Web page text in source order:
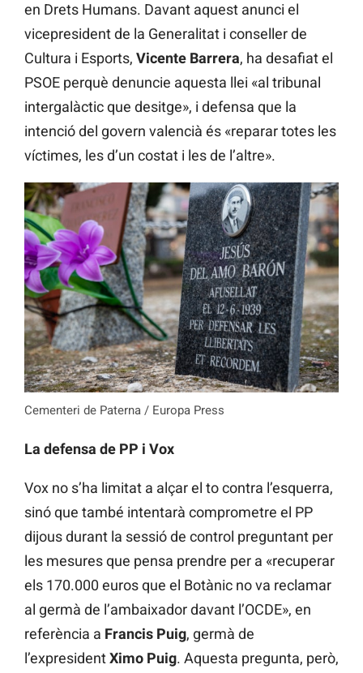
en Drets Humans. Davant aquest anunci el
vicepresident de la Generalitat i conseller de
Cultura i Esports, Vicente Barrera, ha desafiat el
PSOE perquè denuncie aquesta llei «al tribunal
intergalàctic que desitge», i defensa que la
intenció del govern valencià és «reparar totes les
víctimes, les d’un costat i les de l’altre».
Cementeri de Paterna / Europa Press
La defensa de PP i Vox
Vox no s’ha limitat a alçar el to contra l’esquerra,
sinó que també intentarà comprometre el PP
dijous durant la sessió de control preguntant per
les mesures que pensa prendre per a «recuperar
els 170.000 euros que el Botànic no va reclamar
al germà de l’ambaixador davant l’OCDE», en
referència a Francis Puig, germà de
l’expresidentXimo Puig. Aquesta pregunta, però,